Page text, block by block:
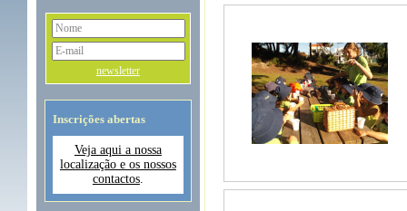
newsletter
Inscrições abertas
Veja aqui a nossa
localização e os nossos
contactos.